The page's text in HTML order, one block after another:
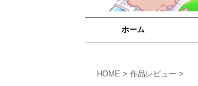
ホーム
HOME > 作品レビュー >